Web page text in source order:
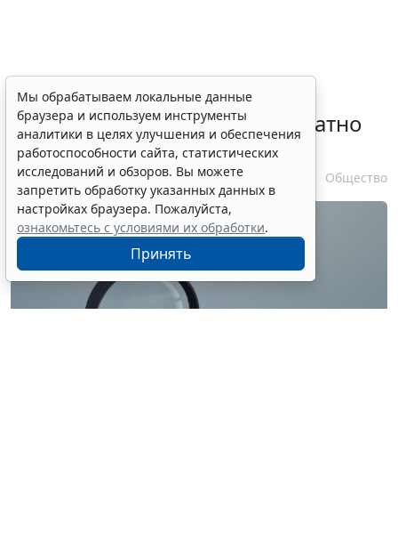
Временное удостоверение
личности оформляется бесплатно
при утрате паспорта
7 августа 2026 17:55 Общество
Мы обрабатываем локальные данные
браузера и используем инструменты
аналитики в целях улучшения и обеспечения
работоспособности сайта, статистических
исследований и обзоров. Вы можете
запретить обработку указанных данных в
настройках браузера. Пожалуйста,
ознакомьтесь с условиями их обработки.
Принять